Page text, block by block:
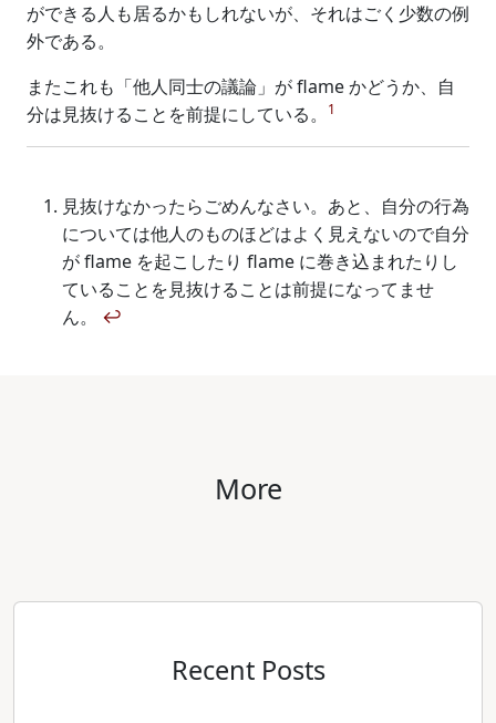
ができる人も居るかもしれないが、それはごく少数の例
外である。
またこれも「他人同士の議論」が flame かどうか、自
分は見抜けることを前提にしている。
1
見抜けなかったらごめんなさい。あと、自分の行為
については他人のものほどはよく見えないので自分
が flame を起こしたり flame に巻き込まれたりし
ていることを見抜けることは前提になってませ
ん。 ↩
More
Recent Posts